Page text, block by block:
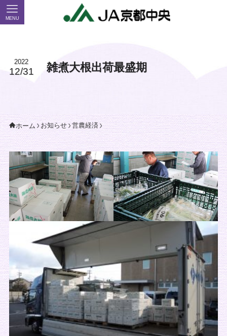
MENU
雑煮大根出荷最盛期
2022
12/31
ホーム お知らせ 営農経済